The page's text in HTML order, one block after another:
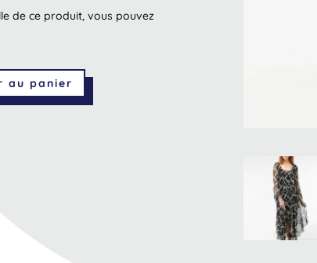
de ce produit, vous pouvez
au panier